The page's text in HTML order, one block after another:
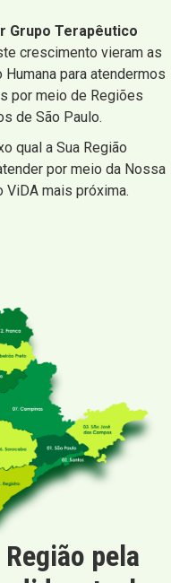
Grupo Terapêutico
crescimento vieram as
para atendermos
por meio de Regiões
de São Paulo.
qual a Sua Região
por meio da Nossa
ViDA mais próxima.
pela